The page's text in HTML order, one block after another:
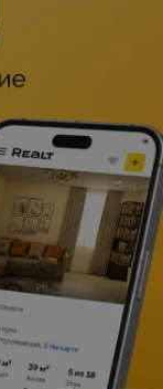
в глубины
Летучего
испытания,
в
Крабс и
его
Movie: